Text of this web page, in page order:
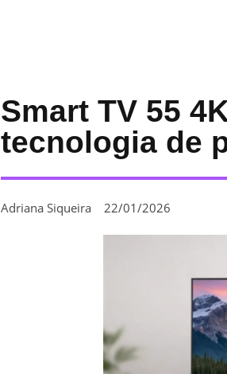
Smart TV 55
tecnologia de
Adriana Siqueira 22/01/2026